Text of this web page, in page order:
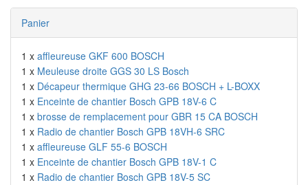
Panier
1 x affleureuse GKF 600 BOSCH
1 x Meuleuse droite GGS 30 LS Bosch
1 x Décapeur thermique GHG 23-66 BOSCH + L-BOXX
1 x Enceinte de chantier Bosch GPB 18V-6 C
1 x brosse de remplacement pour GBR 15 CA BOSCH
1 x Radio de chantier Bosch GPB 18VH-6 SRC
1 x affleureuse GLF 55-6 BOSCH
1 x Enceinte de chantier Bosch GPB 18V-1 C
1 x Radio de chantier Bosch GPB 18V-5 SC